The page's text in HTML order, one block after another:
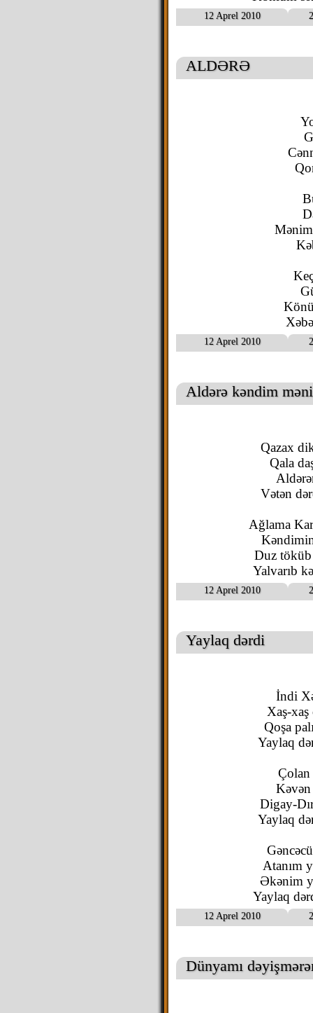
12 Aprel 2010
ALDƏRƏ
12 Aprel 2010
Aldərə kəndim
Qazax
Qala
Vətən
Ağlama
Duz töküb
Yalvarıb
12 Aprel 2010
Yaylaq dərdi
İndi
Xaş-xaş
Qoşa
Yaylaq
Çolan
Kəvən
Digay-
Yaylaq
Atanım
Əkənim
Yaylaq
12 Aprel 2010
Dünyamı